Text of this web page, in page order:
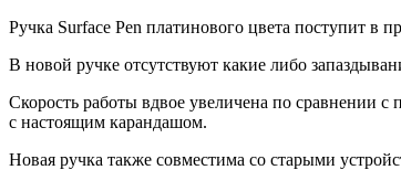
Ручка Surface Pen платинового цвета поступит в
В новой ручке отсутствуют какие либо
Скорость работы вдвое увеличена по сравнении
с настоящим карандашом.
Новая ручка также совместима со старыми